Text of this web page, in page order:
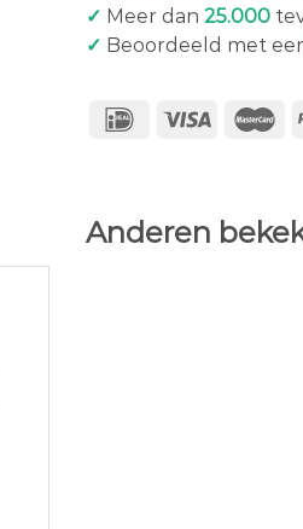
✓ Meer dan 25.000
✓ Beoordeeld met
Anderen